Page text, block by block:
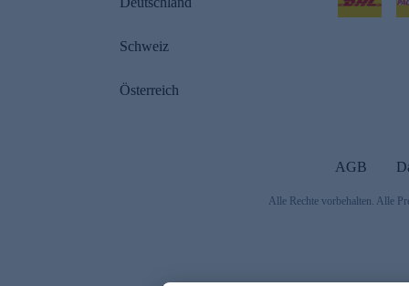
Schweiz
Österreich
AGB
Alle Rechte vorbehalten. Alle